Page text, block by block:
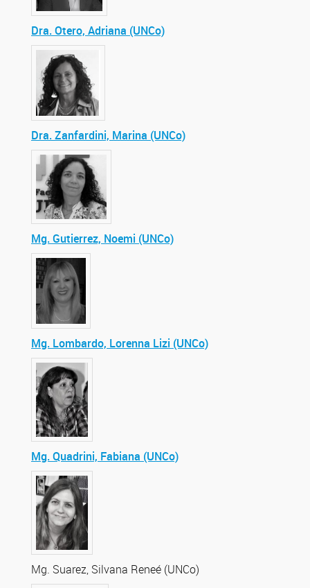
Dra. Otero, Adriana (UNCo)
Dra. Zanfardini, Marina (UNCo)
Mg. Gutierrez, Noemi (UNCo)
Mg. Lombardo, Lorenna Lizi (UNCo)
Mg. Quadrini, Fabiana (UNCo)
Mg. Suarez, Silvana Reneé (UNCo)